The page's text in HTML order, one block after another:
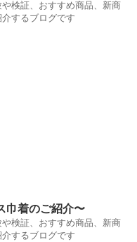
検証、おすすめ商品、新商
するブログです
巾着のご紹介〜
検証、おすすめ商品、新商
するブログです